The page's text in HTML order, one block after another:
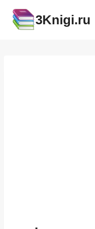
содержимому
3Knigi.ru